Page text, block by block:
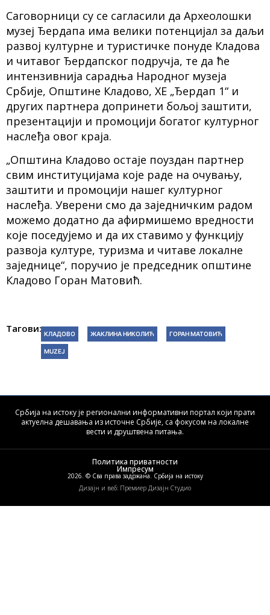
Саговорници су се сагласили да Археолошки
музеј Ђердапа има велики потенцијал за даљи
развој културне и туристичке понуде Кладова
и читавог Ђердапског подручја, те да ће
интензивнија сарадња Народног музеја
Србије, Општине Кладово, ХЕ „Ђердап 1“ и
других партнера допринети бољој заштити,
презентацији и промоцији богатог културног
наслеђа овог краја.
„Општина Кладово остаје поуздан партнер
свим институцијама које раде на очувању,
заштити и промоцији нашег културног
наслеђа. Уверени смо да заједничким радом
можемо додатно да афирмишемо вредности
које поседујемо и да их ставимо у функцију
развоја културе, туризма и читаве локалне
заједнице“, поручио је председник општине
Кладово Горан Матовић.
Тагови: КЛАДОВО ЖАКЛИНА НИКОЛИЋ ГОРАН МАТОВИЋ
MUZEJ
Србија на истоку је регионални информативни портал који прати
актуелна дешавања из источне Србије, са фокусом на локалне
вести и друштвена питања.
2026. © Сва права задржана. Србија на истоку
Импресум
Политика приватности
Дизајн и веб: Премиер Дизајн Студио